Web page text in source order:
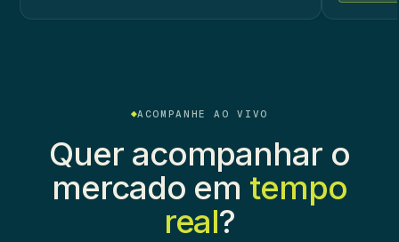
ACOMPANHE AO VIVO
Quer acompanhar o
mercado em tempo
real?